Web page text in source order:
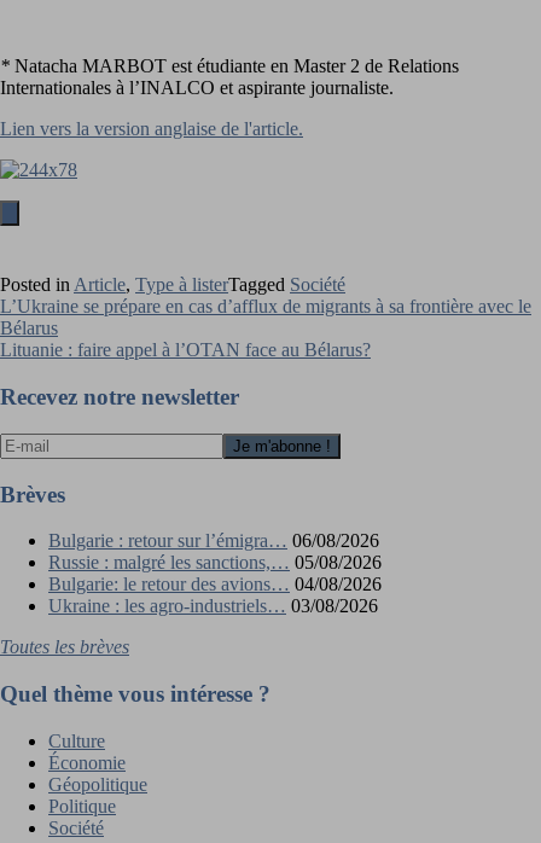
* Natacha MARBOT est étudiante en Master 2 de Relations
Internationales à l’INALCO et aspirante journaliste.
Lien vers la version anglaise de l'article.
Posted inArticle, Type à listerTagged Société
Navigation
de
L’Ukraine se prépare en cas d’afflux de migrants à sa frontière avec le
Bélarus
Lituanie : faire appel à l’OTAN face au Bélarus?
Recevez notre newsletter
Brèves
Bulgarie : retour sur l’émigra… 06/08/2026
Russie : malgré les sanctions,… 05/08/2026
Bulgarie: le retour des avions… 04/08/2026
Ukraine : les agro-industriels… 03/08/2026
Toutes les brèves
Quel thème vous intéresse ?
Culture
Économie
Géopolitique
Politique
Société